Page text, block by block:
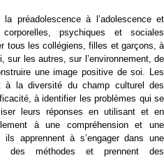
préadolescence à l’adolescence et
psychiques et sociales
tous les collégiens, filles et garçons, à
sur les autres, sur l’environnement, de
une image positive de soi. Les
la diversité du champ culturel des
à identifier les problèmes qui se
leurs réponses en utilisant et en
à une compréhension et une
apprennent à s’engager dans une
des méthodes et prennent des